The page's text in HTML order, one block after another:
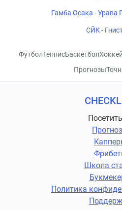
Гамба Осака - Урава
СЙК -
ФутболТеннисБаскетболХоккей
Прогнозы
Посетить
Школа
Политика